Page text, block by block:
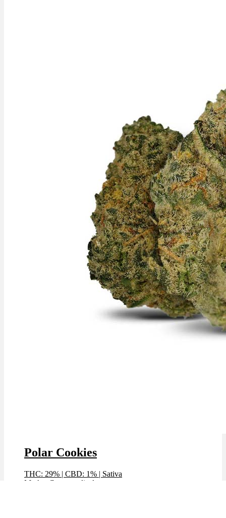
Polar Cookies
THC: 29% | CBD: 1% | Sativa
Marke: Cannamedical